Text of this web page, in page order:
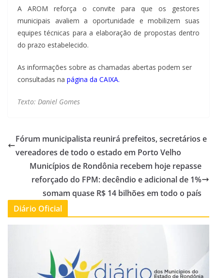
A AROM reforça o convite para que os gestores
municipais avaliem a oportunidade e mobilizem suas
equipes técnicas para a elaboração de propostas dentro
do prazo estabelecido.
As informações sobre as chamadas abertas podem ser
consultadas na página da CAIXA.
Texto: Daniel Gomes
Fórum municipalista reunirá prefeitos, secretários e
vereadores de todo o estado em Porto Velho
Municípios de Rondônia recebem hoje repasse
reforçado do FPM: decêndio e adicional de 1%
somam quase R$ 14 bilhões em todo o país
Diário Oficial